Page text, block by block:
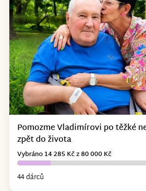
Pomozme Vladimírovi po těžké
zpět do života
44 dárců
Vybráno 14 285 Kč z 80 000 Kč